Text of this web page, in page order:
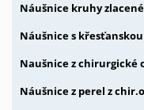
Náušnice kruhy
Náušnice s
Naušnice z chirurgické
Náušnice z perel z